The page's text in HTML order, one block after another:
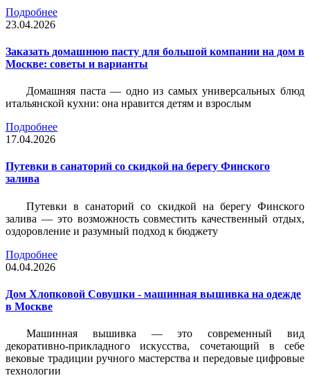
Подробнее
23.04.2026
Заказать домашнюю пасту для большой компании на дом в
Москве: советы и варианты
Домашняя паста — одно из самых универсальных блюд
итальянской кухни: она нравится детям и взрослым
Подробнее
17.04.2026
Путевки в санаторий со скидкой на берегу Финского
залива
Путевки в санаторий со скидкой на берегу Финского
залива — это возможность совместить качественный отдых,
оздоровление и разумный подход к бюджету
Подробнее
04.04.2026
Дом Хлопковой Совушки - машинная вышивка на одежде
в Москве
Машинная вышивка — это современный вид
декоративно-прикладного искусства, сочетающий в себе
вековые традиции ручного мастерства и передовые цифровые
технологии